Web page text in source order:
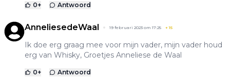
0+ Antwoord
AnneliesedeWaal 19 februari 2023 om 17:25 +15
Ik doe erg graag mee voor mijn vader, mijn vader houd
erg van Whisky, Groetjes Anneliese de Waal
0+ Antwoord